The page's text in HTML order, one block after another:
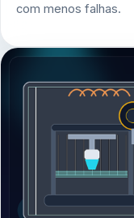
com menos falhas.